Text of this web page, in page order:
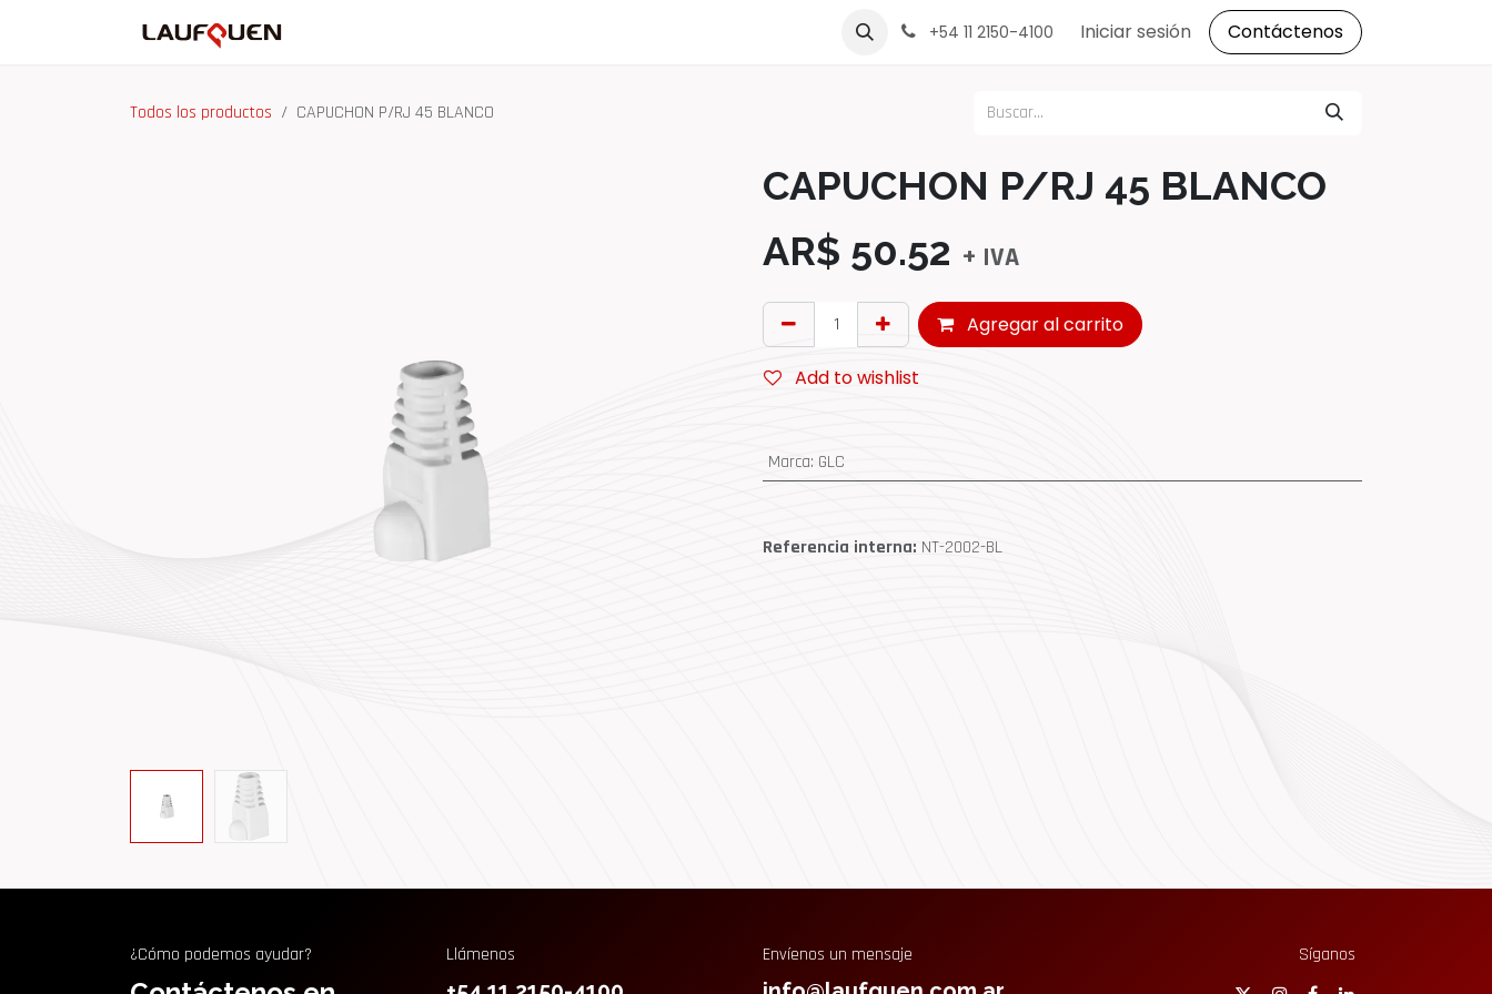
Lista de Precios
+54 11 2150-4100 Iniciar sesión Contáctenos
Todos los productos CAPUCHON P/RJ 45 BLANCO
CAPUCHON P/RJ 45 BLANCO
AR$ 50.52 + IVA
Agregar al carrito
Add to wishlist
Marca: GLC
Referencia interna: NT-2002-BL
¿Cómo podemos ayudar? Llámenos Envíenos un mensaje Síganos